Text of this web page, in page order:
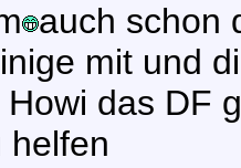
auch schon
mit und
das DF
helfen